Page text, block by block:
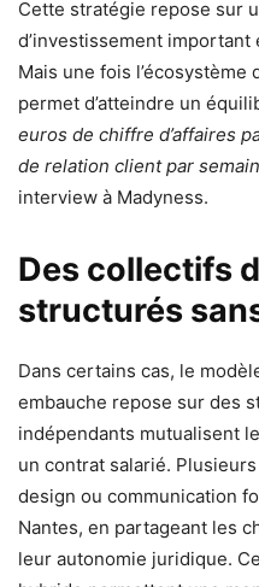
Cette stratégie repose sur
d’investissement
Mais une fois
permet d’atteindre un
euros de chiffre d’affaires
de relation client par
interview à Madyness.
Des collectifs
structurés
Dans certains cas, le
embauche repose sur des
indépendants mutualisent
un contrat salarié.
design ou communication
Nantes, en partageant les
leur autonomie juridique.